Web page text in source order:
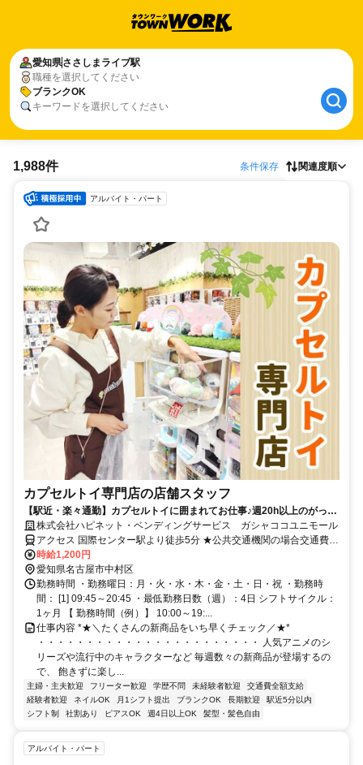
愛知県ささしまライブ駅
職種を選択してください
ブランクOK
キーワードを選択してください
1,988件 条件保存 関連度順
アルバイト・パート
カプセルトイ専門店の店舗スタッフ
【駅近・楽々通勤】カプセルトイに囲まれてお仕事♪週20h以上のがっつ
り働けるシフトです◎髪色自由・ネイル＆ピアスOK
株式会社ハピネット・ベンディングサービス ガシャココユニモール
アクセス 国際センター駅より徒歩5分 ★公共交通機関の場合交通費全
額支給
時給1,200円
愛知県名古屋市中村区
勤務時間 ・勤務曜日：月・火・水・木・金・土・日・祝 ・勤務時
間： [1] 09:45～20:45 ・最低勤務日数（週）：4日 シフトサイクル：
1ヶ月 【 勤務時間（例）】 10:00～19:...
仕事内容 *★＼たくさんの新商品をいち早くチェック／★*
・・・・・・・・・・・・・・・・・・・・・・・ 人気アニメのシ
リーズや流行中のキャラクターなど 毎週数々の新商品が登場するの
で、 飽きずに楽し...
主婦・主夫歓迎 フリーター歓迎 学歴不問 未経験者歓迎
交通費全額支給
経験者歓迎
ネイルOK 月1シフト提出 ブランクOK 長期歓迎
駅近5分以内
シフト制
社割あり ピアスOK 週4日以上OK 髪型・髪色自由
アルバイト・パート